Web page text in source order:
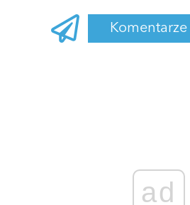
Komentarze
ad